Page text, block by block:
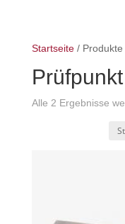
Startseite/ Produkte
Prüfpunkt
Alle 2 Ergebnisse